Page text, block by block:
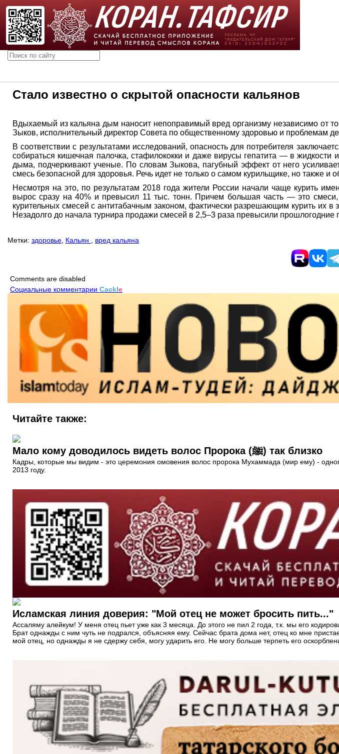
Стало известно о скрытой опасности кальянов
Вдыхаемый из кальяна дым наносит непоправимый вред организму независимо от
Зыков, исполнительный директор Совета по общественному здоровью и проблемам
В соответствии с результатами исследований, опасность для потребителя
собираться кишечная палочка, стафилококки и даже вирусы гепатита — в жидкости
дыма, подчеркивают ученые. По словам Зыкова, пагубный эффект от него
смесь безопасной для здоровья. Речь идет не только о самом курильщике, но также и
Несмотря на это, по результатам 2018 года жители России начали чаще курить
вырос сразу на 40% и превысил 11 тыс. тонн. Причем большая часть — это
курительных смесей с антитабачным законом, фактически разрешающим курить
Незадолго до начала турнира продажи смесей в 2,5–3 раза превысили прошлогодние
Метки: здоровье Кальян вред кальяна
Comments are disabled
Социальные комментарии Cackle
Читайте также:
Мало кому доводилось видеть волос Пророка (ﷺ) так близко
Кадры, которые мы видим - это церемония омовения волос пророка Мухаммада (мир ему) -
2013 году.
Исламская линия доверия: "Мой отец не может бросить пить..."
Ассаляму алейкум! У меня отец пьет уже как 3 месяца. До этого не пил 2 года, т.к. мы его
Брат однажды с ним чуть не подрался, объясняя ему. Сейчас брата дома нет, отец ко мне
мой отец, но однажды я не сдержу себя, могу ударить его. Не могу больше терпеть его